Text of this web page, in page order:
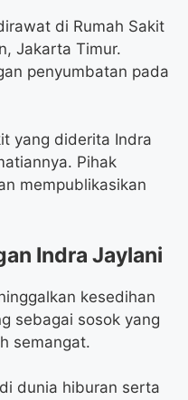
di Rumah Sakit
Jakarta Timur.
penyumbatan pada
yang diderita Indra
Pihak
mempublikasikan
Indra Jaylani
kesedihan
sebagai sosok yang
semangat.
dunia hiburan serta